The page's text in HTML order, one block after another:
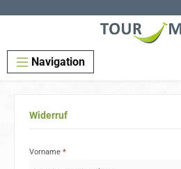
Zum Hauptinhalt springen
Navigation
Widerruf
Vorname *